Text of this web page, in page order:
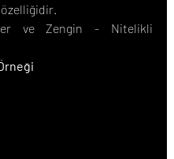
ve Zengin - Nitelikli